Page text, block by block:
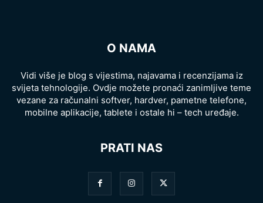
O NAMA
Vidi više je blog s vijestima, najavama i recenzijama iz
svijeta tehnologije. Ovdje možete pronaći zanimljive teme
vezane za računalni softver, hardver, pametne telefone,
mobilne aplikacije, tablete i ostale hi – tech uređaje.
PRATI NAS